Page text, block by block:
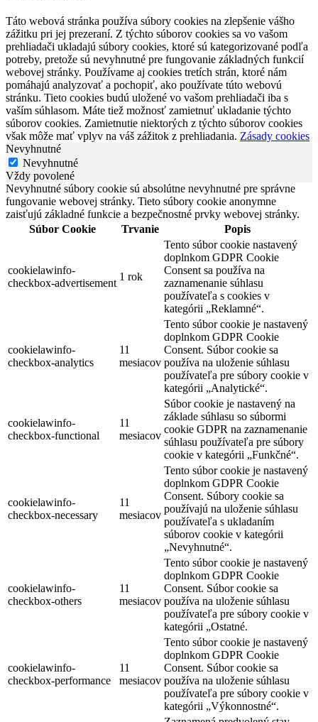
Táto webová stránka používa súbory cookies na zlepšenie vášho
zážitku pri jej prezeraní. Z týchto súborov cookies sa vo vašom
prehliadači ukladajú súbory cookies, ktoré sú kategorizované podľa
potreby, pretože sú nevyhnutné pre fungovanie základných funkcií
webovej stránky. Používame aj cookies tretích strán, ktoré nám
pomáhajú analyzovať a pochopiť, ako používate túto webovú
stránku. Tieto cookies budú uložené vo vašom prehliadači iba s
vaším súhlasom. Máte tiež možnosť zamietnuť ukladanie týchto
súborov cookies. Zamietnutie niektorých z týchto súborov cookies
však môže mať vplyv na váš zážitok z prehliadania. Zásady cookies
Nevyhnutné
Nevyhnutné
Vždy povolené
Nevyhnutné súbory cookie sú absolútne nevyhnutné pre správne
fungovanie webovej stránky. Tieto súbory cookie anonymne
zaisťujú základné funkcie a bezpečnostné prvky webovej stránky.
Súbor Cookie
Trvanie Popis
cookielawinfo-
checkbox-advertisement
1 rok
Tento súbor cookie nastavený
doplnkom GDPR Cookie
Consent sa používa na
zaznamenanie súhlasu
používateľa s cookies v
kategórii „Reklamné“.
cookielawinfo-
checkbox-analytics
11
mesiacov
Tento súbor cookie je nastavený
doplnkom GDPR Cookie
Consent. Súbor cookie sa
používa na uloženie súhlasu
používateľa pre súbory cookie v
kategórii „Analytické“.
cookielawinfo-
checkbox-functional
11
mesiacov
Súbor cookie je nastavený na
základe súhlasu so súbormi
cookie GDPR na zaznamenanie
súhlasu používateľa pre súbory
cookie v kategórii „Funkčné“.
cookielawinfo-
checkbox-necessary
11
mesiacov
Tento súbor cookie je nastavený
doplnkom GDPR Cookie
Consent. Súbory cookie sa
používajú na uloženie súhlasu
používateľa s ukladaním
súborov cookie v kategórii
„Nevyhnutné“.
cookielawinfo-
checkbox-others
11
mesiacov
Tento súbor cookie je nastavený
doplnkom GDPR Cookie
Consent. Súbor cookie sa
používa na uloženie súhlasu
používateľa pre súbory cookie v
kategórii „Ostatné.
cookielawinfo-
checkbox-performance
11
mesiacov
Tento súbor cookie je nastavený
doplnkom GDPR Cookie
Consent. Súbor cookie sa
používa na uloženie súhlasu
používateľa pre súbory cookie v
kategórii „Výkonnostné“.